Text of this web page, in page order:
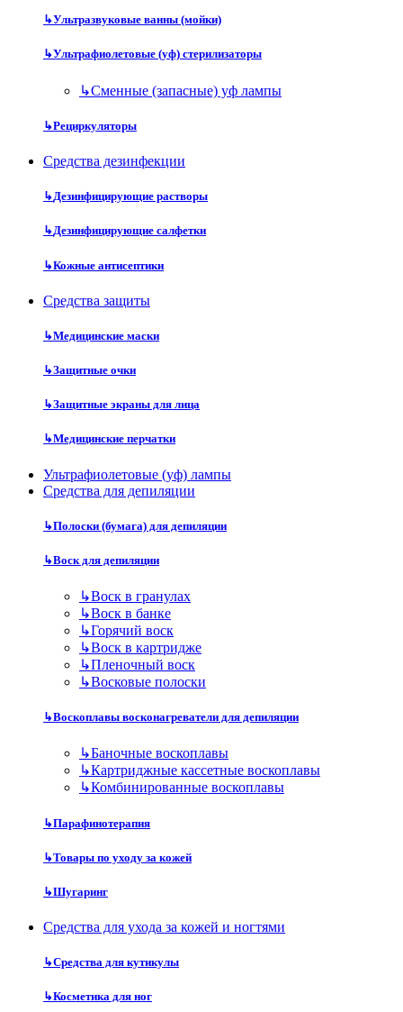
↳Ультразвуковые ванны (мойки)
↳Ультрафиолетовые (уф) стерилизаторы
↳Сменные (запасные) уф лампы
↳Рециркуляторы
Средства дезинфекции
↳Дезинфицирующие растворы
↳Дезинфицирующие салфетки
↳Кожные антисептики
Средства защиты
↳Медицинские маски
↳Защитные очки
↳Защитные экраны для лица
↳Медицинские перчатки
Ультрафиолетовые (уф) лампы
Средства для депиляции
↳Полоски (бумага) для депиляции
↳Воск для депиляции
↳Воск в гранулах
↳Воск в банке
↳Горячий воск
↳Воск в картридже
↳Пленочный воск
↳Восковые полоски
↳Воскоплавы восконагреватели для депиляции
↳Баночные воскоплавы
↳Картриджные кассетные воскоплавы
↳Комбинированные воскоплавы
↳Парафинотерапия
↳Товары по уходу за кожей
↳Шугаринг
Средства для ухода за кожей и ногтями
↳Средства для кутикулы
↳Косметика для ног